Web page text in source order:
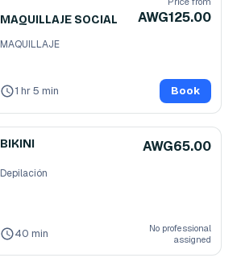
MAQUILLAJE SOCIAL AWG125.00
MAQUILLAJE
1 hr 5 min Book
BIKINI AWG65.00
Depilación
40 min
No professional
assigned